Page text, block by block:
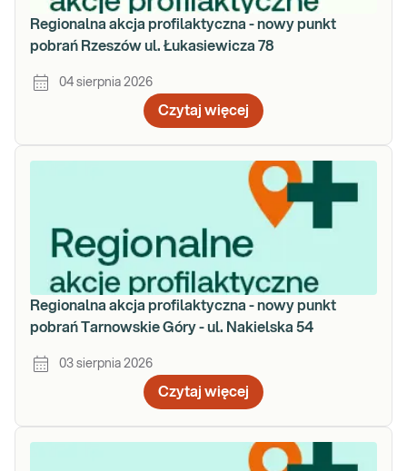
Regionalna akcja profilaktyczna - nowy punkt
pobrań Rzeszów ul. Łukasiewicza 78
04 sierpnia 2026
Czytaj więcej
Regionalna akcja profilaktyczna - nowy punkt
pobrań Tarnowskie Góry - ul. Nakielska 54
03 sierpnia 2026
Czytaj więcej